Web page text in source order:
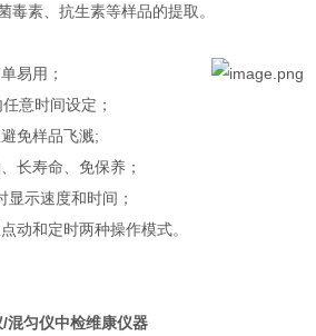
毒素、抗生素等样品的提取。
易用；
意时间设定；
免样品飞溅;
长寿命、免保养；
示速度和时间；
动和定时两种操作模式。
混匀仪中检维康仪器